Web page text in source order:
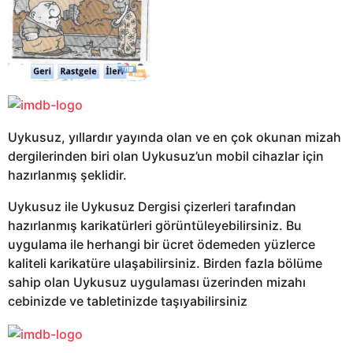
Uykusuz, yıllardır yayında olan ve en çok okunan mizah
dergilerinden biri olan Uykusuz’un mobil cihazlar için
hazırlanmış şeklidir.
Uykusuz ile Uykusuz Dergisi çizerleri tarafından
hazırlanmış karikatürleri görüntüleyebilirsiniz. Bu
uygulama ile herhangi bir ücret ödemeden yüzlerce
kaliteli karikatüre ulaşabilirsiniz. Birden fazla bölüme
sahip olan Uykusuz uygulaması üzerinden mizahı
cebinizde ve tabletinizde taşıyabilirsiniz